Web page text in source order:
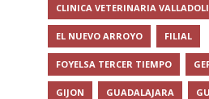
CLINICA VETERINARIA
EL NUEVO ARROYO FILIAL
FOYELSA TERCER TIEMPO
GIJON GUADALAJARA